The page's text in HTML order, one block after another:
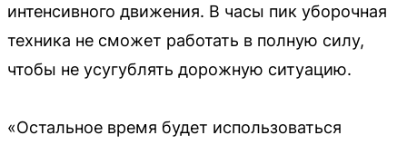
интенсивного движения. В часы пик уборочная
техника не сможет работать в полную силу,
чтобы не усугублять дорожную ситуацию.
«Остальное время будет использоваться